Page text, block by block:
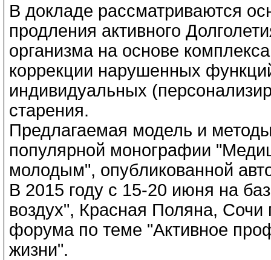
В докладе рассматриваются
продления активного
организма на основе
коррекции нарушенных
индивидуальных
старения.
Предлагаемая модель и
популярной монографии
молодым", опубликованной
В 2015 году с 15-20 июня на
воздух", Красная Поляна, Сочи
форума по теме "Активное
жизни".